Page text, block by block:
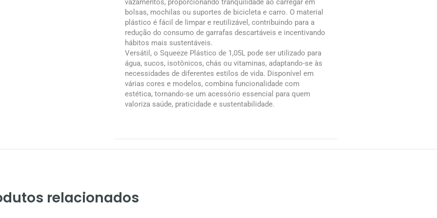
vazamentos, proporcionando tranquilidade ao carregar em
bolsas, mochilas ou suportes de bicicleta e carro. O material
plástico é fácil de limpar e reutilizável, contribuindo para a
redução do consumo de garrafas descartáveis e incentivando
hábitos mais sustentáveis.
Versátil, o Squeeze Plástico de 1,05L pode ser utilizado para
água, sucos, isotônicos, chás ou vitaminas, adaptando-se às
necessidades de diferentes estilos de vida. Disponível em
várias cores e modelos, combina funcionalidade com
estética, tornando-se um acessório essencial para quem
valoriza saúde, praticidade e sustentabilidade.
relacionados